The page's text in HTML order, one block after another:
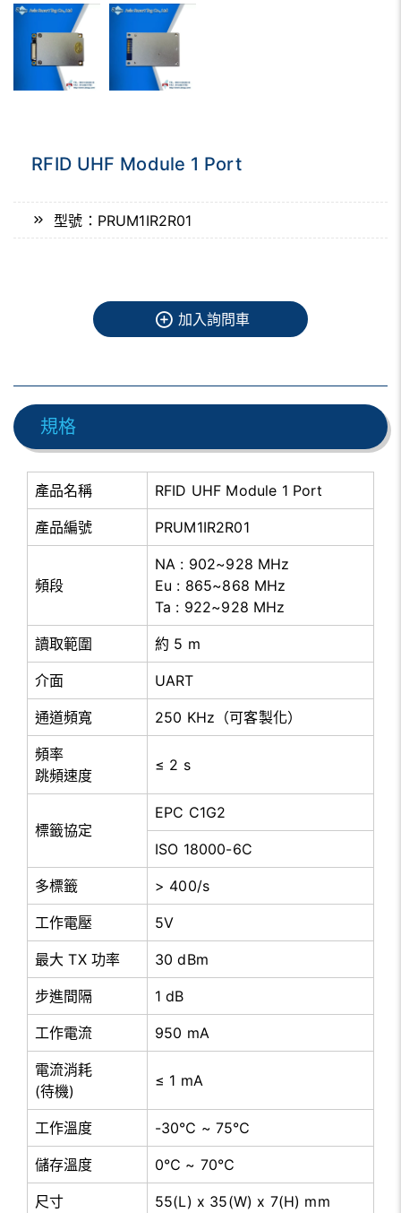
RFID UHF Module 1 Port
型號：PRUM1IR2R01
加入詢問車
規格
產品名稱 RFID UHF Module 1 Port
產品編號 PRUM1IR2R01
頻段
NA : 902~928 MHz
Eu : 865~868 MHz
Ta : 922~928 MHz
讀取範圍 約 5 m
介面 UART
通道頻寬 250 KHz（可客製化）
頻率
跳頻速度
≤ 2 s
標籤協定
EPC C1G2
ISO 18000-6C
多標籤 > 400/s
工作電壓 5V
最大 TX 功率 30 dBm
步進間隔 1 dB
工作電流 950 mA
電流消耗
(待機)
≤ 1 mA
工作溫度 -30℃ ~ 75℃
儲存溫度 0℃ ~ 70℃
尺寸 55(L) x 35(W) x 7(H) mm